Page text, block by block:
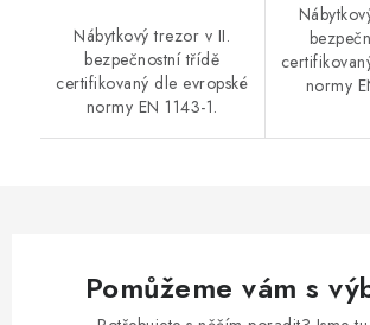
Nábytkový trezor v II.
bezpečnostní třídě
certifikovaný dle evropské
normy EN 1143-1.
normy
Pomůžeme vám s